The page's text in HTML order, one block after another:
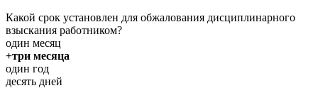
Какой срок установлен для обжалования дисциплинарного
взыскания работником?
один месяц
+три месяца
один год
десять дней